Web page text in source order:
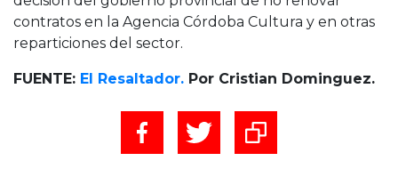
contratos en la Agencia Córdoba Cultura y en otras
reparticiones del sector.
FUENTE: El Resaltador. Por Cristian Dominguez.